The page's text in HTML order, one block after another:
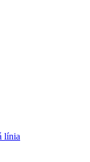
línia